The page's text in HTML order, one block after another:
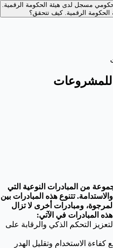
مسجل لدى هيئة الحكومة الرقمية.
الرقمية.كيف تتحقق؟
للمشروعات
من المبادرات النوعية التي
تتنوع هذه المبادرات بين
ومبادرات أخرى لا تزال
المبادرات في الآتي:
التحكم الذكي والرقابة على
كفاءة الاستخدام وتقليل الهدر